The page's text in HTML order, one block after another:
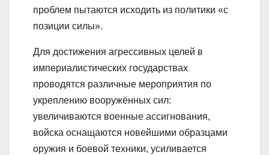
проблем пытаются исходить из политики «с
позиции силы».
Для достижения агрессивных целей в
империалистических государствах
проводятся различные мероприятия по
укреплению вооружённых сил:
увеличиваются военные ассигнования,
войска оснащаются новейшими образцами
оружия и боевой техники, усиливается